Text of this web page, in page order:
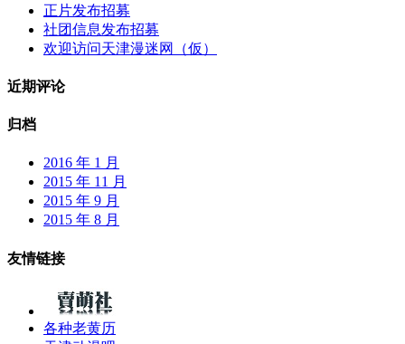
正片发布招募
社团信息发布招募
欢迎访问天津漫迷网（仮）
近期评论
归档
2016 年 1 月
2015 年 11 月
2015 年 9 月
2015 年 8 月
友情链接
各种老黄历